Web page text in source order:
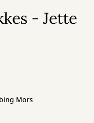
- Jette
Mors